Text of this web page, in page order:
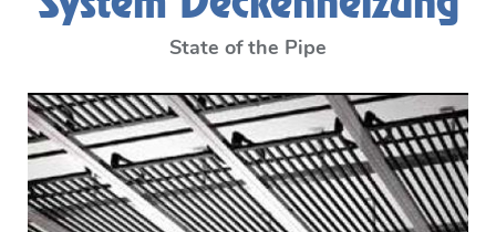
State of the Pipe